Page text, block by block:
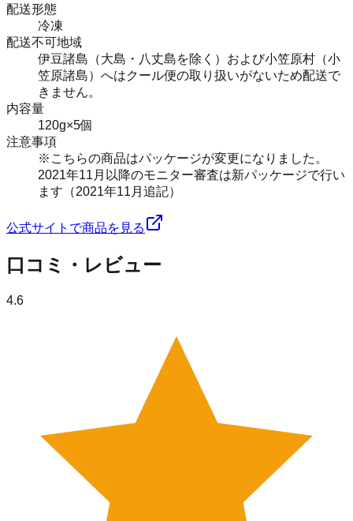
配送形態
冷凍
配送不可地域
伊豆諸島（大島・八丈島を除く）および小笠原村（小
笠原諸島）へはクール便の取り扱いがないため配送で
きません。
内容量
120g×5個
注意事項
※こちらの商品はパッケージが変更になりました。
2021年11月以降のモニター審査は新パッケージで行い
ます（2021年11月追記）
公式サイトで商品を見る
口コミ・レビュー
4.6